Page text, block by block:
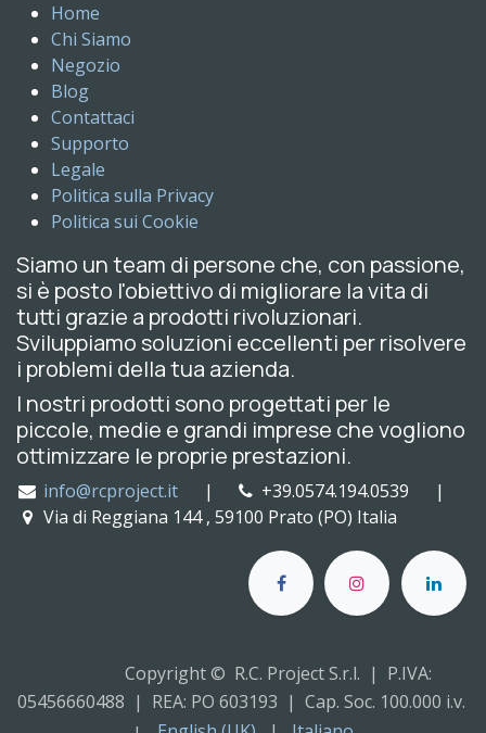
Home
Chi Siamo
Negozio
Blog
Contattaci
Supporto
Legale
Politica sulla Privacy
Politica sui Cookie
Siamo un team di persone che, con passione,
si è posto l'obiettivo di migliorare la vita di
tutti grazie a prodotti rivoluzionari.
Sviluppiamo soluzioni eccellenti per risolvere
i problemi della tua azienda.
I nostri prodotti sono progettati per le
piccole, medie e grandi imprese che vogliono
ottimizzare le proprie prestazioni.
info@rcproject.it|
+39.0574.194.0539 |
Via di Reggiana 144 , 59100 Prato (PO) Italia
Copyright © R.C. Project S.r.l. | P.IVA:
05456660488 | REA: PO 603193 | Cap. Soc. 100.000 i.v.